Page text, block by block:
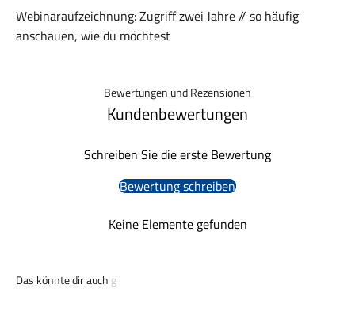
Webinaraufzeichnung: Zugriff zwei Jahre // so häufig
anschauen, wie du möchtest
Bewertungen und Rezensionen
Kundenbewertungen
Schreiben Sie die erste Bewertung
Bewertung schreiben
Keine Elemente gefunden